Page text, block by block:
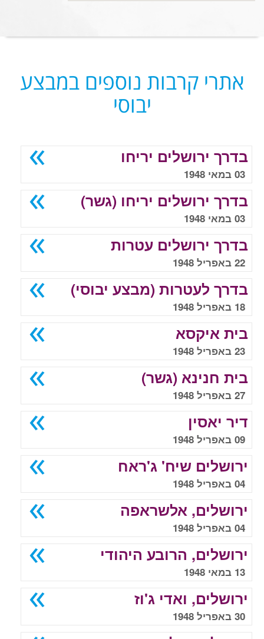
אתרי קרבות נוספים במבצע
יבוסי
בדרך ירושלים יריחו
03 במאי 1948
בדרך ירושלים יריחו (גשר)
03 במאי 1948
בדרך ירושלים עטרות
22 באפריל 1948
בדרך לעטרות (מבצע יבוסי)
18 באפריל 1948
בית איקסא
23 באפריל 1948
בית חנינא (גשר)
27 באפריל 1948
דיר יאסין
09 באפריל 1948
ירושלים שיח' ג'ראח
04 באפריל 1948
ירושלים, אלשראפה
04 באפריל 1948
ירושלים, הרובע היהודי
13 במאי 1948
ירושלים, ואדי ג'וז
30 באפריל 1948